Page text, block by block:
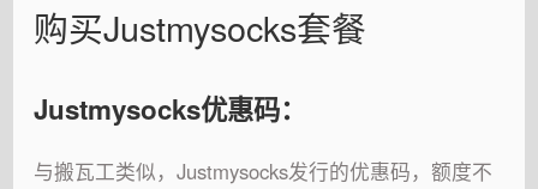
购买Justmysocks套餐
Justmysocks优惠码：
与搬瓦工类似，Justmysocks发行的优惠码，额度不